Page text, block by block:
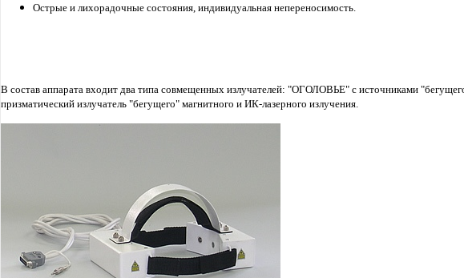
Острые и лихорадочные состояния, индивидуальная непереносимость.
В состав аппарата входит два типа совмещенных излучателей: "ОГОЛОВЬЕ" с источниками
призматический излучатель "бегущего" магнитного и ИК-лазерного излучения.